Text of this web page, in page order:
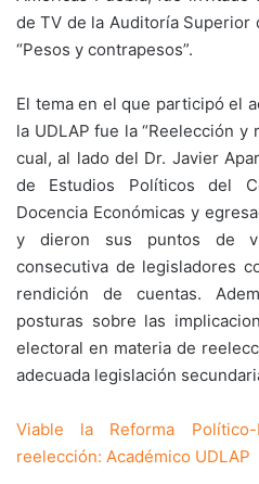
de TV de la Auditoría Superior
“Pesos y contrapesos”.
El tema en el que participó el
la UDLAP fue la “Reelección y
cual, al lado del Dr. Javier
de Estudios Políticos del
Docencia Económicas y
y dieron sus puntos de
consecutiva de legisladores
rendición de cuentas.
posturas sobre las
electoral en materia de
adecuada legislación
Viable la Reforma
reelección: Académico UDLAP